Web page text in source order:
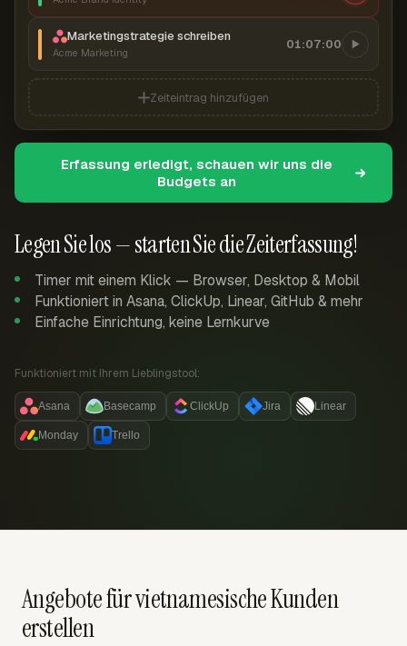
Legen Sie los — starten Sie die Zeiterfassung!
Timer mit einem Klick — Browser, Desktop & Mobil
Funktioniert in Asana, ClickUp, Linear, GitHub & mehr
Einfache Einrichtung, keine Lernkurve
Funktioniert mit Ihrem Lieblingstool:
Asana Basecamp ClickUp Jira Linear
Monday Trello
Marketingstrategie schreiben
Acme Marketing
01:07:00
Zeiteintrag hinzufügen
Erfassung erledigt, schauen wir uns die
Budgets an
Angebote für vietnamesische Kunden
erstellen